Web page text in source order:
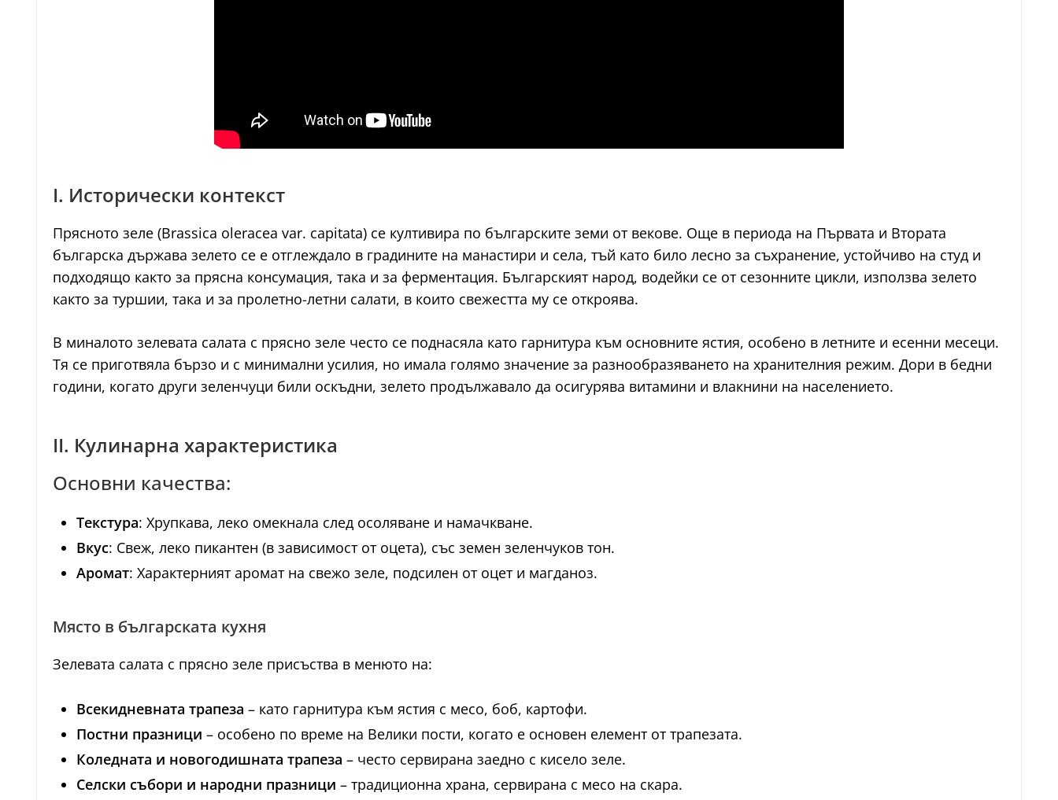
I. Исторически контекст
Прясното зеле (Brassica oleracea var. capitata) се култивира по българските земи от векове. Още в периода на Първата и Втората
българска държава зелето се е отглеждало в градините на манастири и села, тъй като било лесно за съхранение, устойчиво на студ и
подходящо както за прясна консумация, така и за ферментация. Българският народ, водейки се от сезонните цикли, използва зелето
както за туршии, така и за пролетно-летни салати, в които свежестта му се откроява.
В миналото зелевата салата с прясно зеле често се поднасяла като гарнитура към основните ястия, особено в летните и есенни месеци.
Тя се приготвяла бързо и с минимални усилия, но имала голямо значение за разнообразяването на хранителния режим. Дори в бедни
години, когато други зеленчуци били оскъдни, зелето продължавало да осигурява витамини и влакнини на населението.
II. Кулинарна характеристика
Основни качества:
Текстура: Хрупкава, леко омекнала след осоляване и намачкване.
Вкус: Свеж, леко пикантен (в зависимост от оцета), със земен зеленчуков тон.
Аромат: Характерният аромат на свежо зеле, подсилен от оцет и магданоз.
Място в българската кухня
Зелевата салата с прясно зеле присъства в менюто на:
Всекидневната трапеза – като гарнитура към ястия с месо, боб, картофи.
Постни празници – особено по време на Велики пости, когато е основен елемент от трапезата.
Коледната и новогодишната трапеза – често сервирана заедно с кисело зеле.
Селски събори и народни празници – традиционна храна, сервирана с месо на скара.